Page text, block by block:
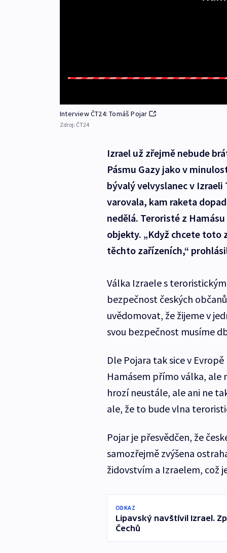
Interview ČT24: Tomáš Pojar
Zdroj: ČT24
Izrael už zřejmě nebude
Pásmu Gazy jako v
bývalý velvyslanec v
varovala, kam raketa
nedělá. Teroristé z
objekty. „Když chcete
těchto zařízeních,“
Válka Izraele s
bezpečnost českých
uvědomovat, že žijeme v
svou bezpečnost musíme
Dle Pojara tak sice v
Hamásem přímo válka, ale
hrozí neustále, ale ani ne
ale, že to bude vlna
Pojar je přesvědčen, že
samozřejmě zvýšena
židovstvím a Izraelem, což
ODKAZ
Lipavský navštívil Izrael.
Čechů